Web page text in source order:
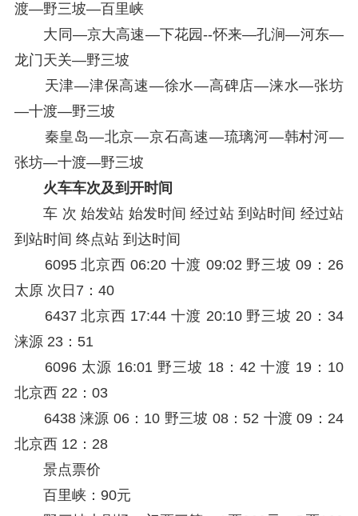
渡—野三坡—百里峡
大同—京大高速—下花园--怀来—孔涧—河东—
龙门天关—野三坡
天津—津保高速—徐水—高碑店—涞水—张坊
—十渡—野三坡
秦皇岛—北京—京石高速—琉璃河—韩村河—
张坊—十渡—野三坡
火车车次及到开时间
车 次 始发站 始发时间 经过站 到站时间 经过站
到站时间 终点站 到达时间
6095 北京西 06:20 十渡 09:02 野三坡 09：26
太原 次日7：40
6437 北京西 17:44 十渡 20:10 野三坡 20：34
涞源 23：51
6096 太源 16:01 野三坡 18：42 十渡 19：10
北京西 22：03
6438 涞源 06：10 野三坡 08：52 十渡 09：24
北京西 12：28
景点票价
百里峡：90元